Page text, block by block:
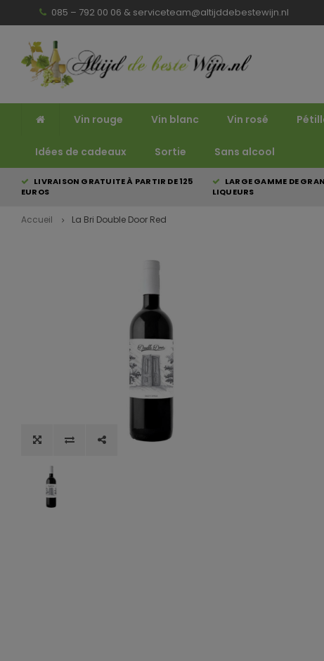
085 – 792 00 06 & serviceteam@altijddebestewijn.nl
Vin rouge Vin blanc Vin rosé
Idées de cadeaux Sortie Sans alcool
LIVRAISON GRATUITE À PARTIR DE 125
EUROS
LARGE GAMME DE
LIQUEURS
Accueil La Bri Double Door Red